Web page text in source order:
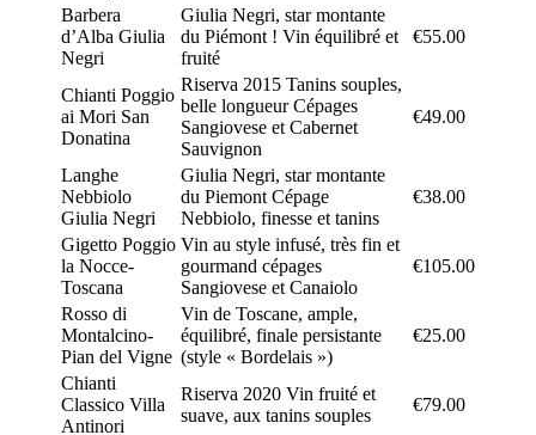
Barbera
d’Alba Giulia
Negri
Giulia Negri, star montante
du Piémont ! Vin équilibré et
fruité
€55.00
Chianti Poggio
ai Mori San
Donatina
Riserva 2015 Tanins souples,
belle longueur Cépages
Sangiovese et Cabernet
Sauvignon
€49.00
Langhe
Nebbiolo
Giulia Negri
Giulia Negri, star montante
du Piemont Cépage
Nebbiolo, finesse et tanins
€38.00
Gigetto Poggio
la Nocce-
Toscana
Vin au style infusé, très fin et
gourmand cépages
Sangiovese et Canaiolo
€105.00
Rosso di
Montalcino-
Pian del Vigne
Vin de Toscane, ample,
équilibré, finale persistante
(style « Bordelais »)
€25.00
Chianti
Classico Villa
Antinori
Riserva 2020 Vin fruité et
suave, aux tanins souples
€79.00